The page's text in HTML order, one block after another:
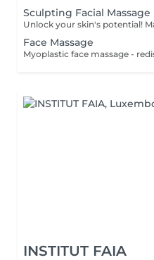
Sculpting Facial Massage
Face Massage
INSTITUT FAIA